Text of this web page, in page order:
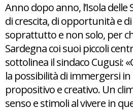
Anno dopo anno, l’Isola
di crescita, di opportunità e
soprattutto e non solo, per
Sardegna coi suoi piccoli
sottolinea il sindaco Cugusi:
la possibilità di immergersi
propositivo e creativo. Un
senso e stimoli al vivere in